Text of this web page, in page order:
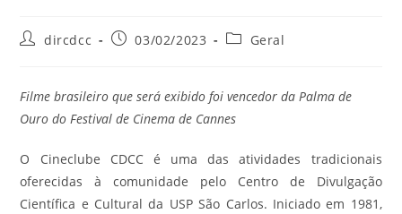
dircdcc 03/02/2023 Geral
Filme brasileiro que será exibido foi vencedor da Palma de
Ouro do Festival de Cinema de Cannes
O Cineclube CDCC é uma das atividades tradicionais
oferecidas à comunidade pelo Centro de Divulgação
Científica e Cultural da USP São Carlos. Iniciado em 1981,